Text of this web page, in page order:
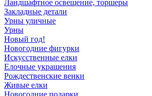
Ландшафтное освещение, торшеры
Закладные детали
Урны уличные
Урны
Новый год!
Новогодние фигурки
Искусственные елки
Елочные украшения
Рождественские венки
Живые елки
Новогодние подарки